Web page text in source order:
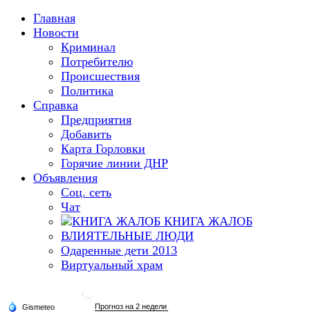
Главная
Новости
Криминал
Потребителю
Происшествия
Политика
Справка
Предприятия
Добавить
Карта Горловки
Горячие линии ДНР
Объявления
Соц. сеть
Чат
КНИГА ЖАЛОБ
ВЛИЯТЕЛЬНЫЕ ЛЮДИ
Одаренные дети 2013
Виртуальный храм